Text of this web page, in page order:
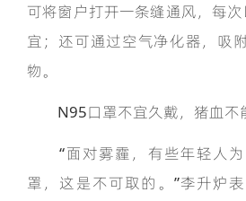
可将窗户打开一条缝通风，每
宜；还可通过空气净化器，吸
物。
N95口罩不宜久戴，猪血不
“面对雾霾，有些年轻人为
罩，这是不可取的。”李升炉